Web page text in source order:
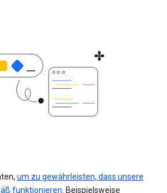
um zu gewährleisten, dass unsere
funktionieren . Beispielsweise